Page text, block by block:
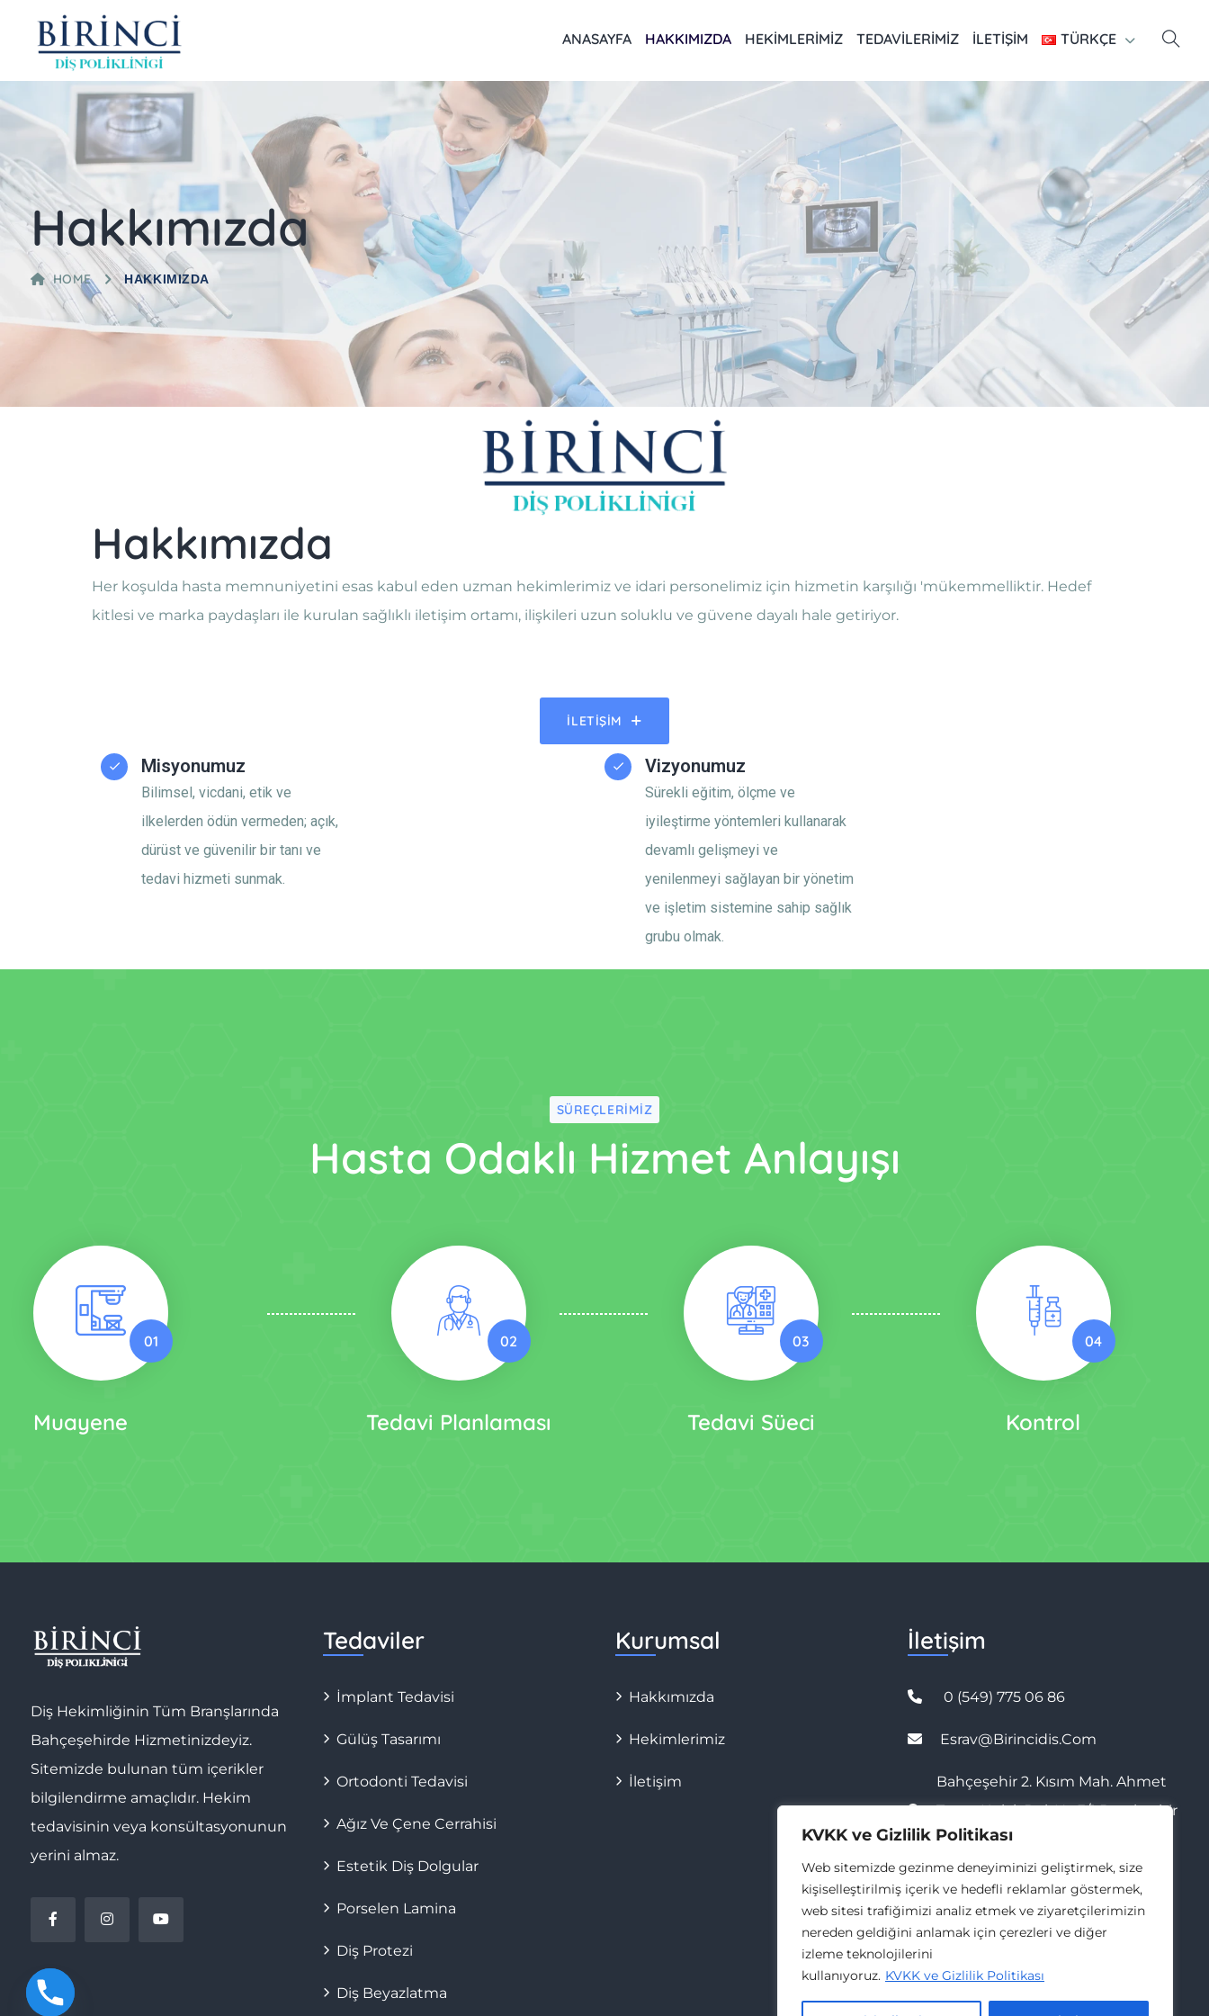
KVKK ve Gizlilik Politikası
Web sitemizde gezinme deneyiminizi geliştirmek, size
kişiselleştirilmiş içerik ve hedefli reklamlar göstermek,
web sitesi trafiğimizi analiz etmek ve ziyaretçilerimizin
nereden geldiğini anlamak için çerezleri ve diğer
izleme teknolojilerini
kullanıyoruz. KVKK ve Gizlilik Politikası
ANASAYFA HAKKIMIZDA HEKIMLERIMIZ TEDAVILERIMIZ İLETIŞIM TÜRKÇE
Hakkımızda
HOME HAKKIMIZDA
Hakkımızda
Her koşulda hasta memnuniyetini esas kabul eden uzman hekimlerimiz ve idari personelimiz için hizmetin karşılığı 'mükemmelliktir. Hedef
kitlesi ve marka paydaşları ile kurulan sağlıklı iletişim ortamı, ilişkileri uzun soluklu ve güvene dayalı hale getiriyor.
İLETIŞIM
Misyonumuz
Bilimsel, vicdani, etik ve
ilkelerden ödün vermeden; açık,
dürüst ve güvenilir bir tanı ve
tedavi hizmeti sunmak.
Vizyonumuz
Sürekli eğitim, ölçme ve
iyileştirme yöntemleri kullanarak
devamlı gelişmeyi ve
yenilenmeyi sağlayan bir yönetim
ve işletim sistemine sahip sağlık
grubu olmak.
SÜREÇLERIMIZ
Hasta Odaklı Hizmet Anlayışı
01
Muayene
02
Tedavi Planlaması
03
Tedavi Süeci
04
Kontrol
Diş Hekimliğinin Tüm Branşlarında
Bahçeşehirde Hizmetinizdeyiz.
Sitemizde bulunan tüm içerikler
bilgilendirme amaçlıdır. Hekim
tedavisinin veya konsültasyonunun
yerini almaz.
Tedaviler
İmplant Tedavisi
Gülüş Tasarımı
Ortodonti Tedavisi
Ağız Ve Çene Cerrahisi
Estetik Diş Dolgular
Porselen Lamina
Diş Protezi
Diş Beyazlatma
Kurumsal
Hakkımızda
Hekimlerimiz
İletişim
İletişim
0 (549) 775 06 86
Esrav@birincidis.com
Bahçeşehir 2. Kısım Mah. Ahmet
Taner Kışlalı Bul. No:3/1 Başakşehir
/ İstanbul